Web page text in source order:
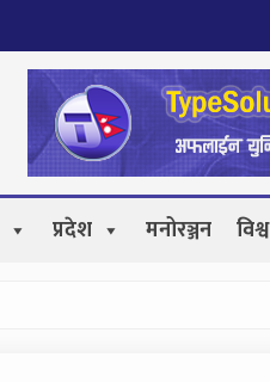
प्रदेश मनोरञ्जन विश्व